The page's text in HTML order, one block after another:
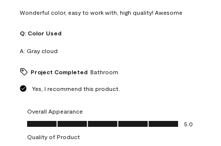
Wonderful color, easy to work with, high quality! Awesome
Q: Color Used
A: Gray cloud
Project Completed Bathroom
Yes, I recommend this product.
Overall Appearance
Overall Appearance, 5.0 out of 5
5.0
Quality of Product